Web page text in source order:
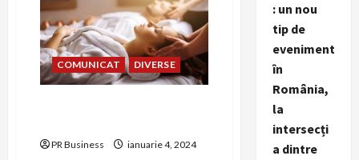
Vindecare
COMUNICAT DIVERSE
PR Business ianuarie 4, 2024
: un nou
tip de
eveniment
în
România,
la
intersecți
a dintre